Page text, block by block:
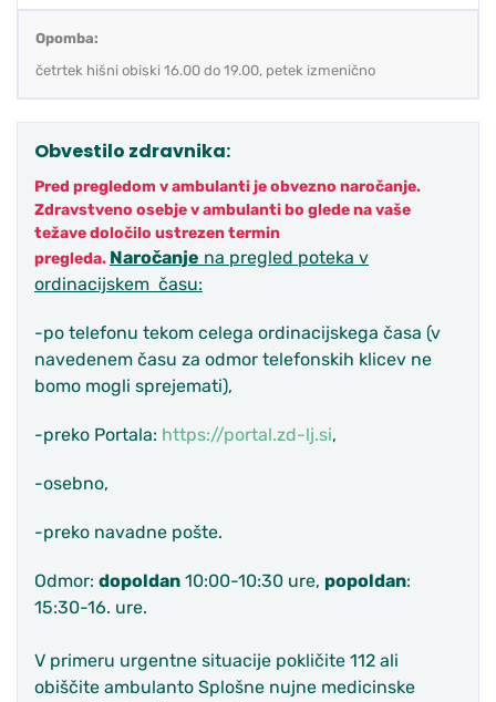
Opomba:
četrtek hišni obiski 16.00 do 19.00, petek izmenično
Obvestilo zdravnika:
Pred pregledom v ambulanti je obvezno naročanje.
Zdravstveno osebje v ambulanti bo glede na vaše
težave določilo ustrezen termin
pregleda. Naročanje na pregled poteka v
ordinacijskem času:
-po telefonu tekom celega ordinacijskega časa (v
navedenem času za odmor telefonskih klicev ne
bomo mogli sprejemati),
-preko Portala: https://portal.zd-lj.si,
-osebno,
-preko navadne pošte.
Odmor: dopoldan 10:00-10:30 ure, popoldan:
15:30-16. ure.
V primeru urgentne situacije pokličite 112 ali
obiščite ambulanto Splošne nujne medicinske